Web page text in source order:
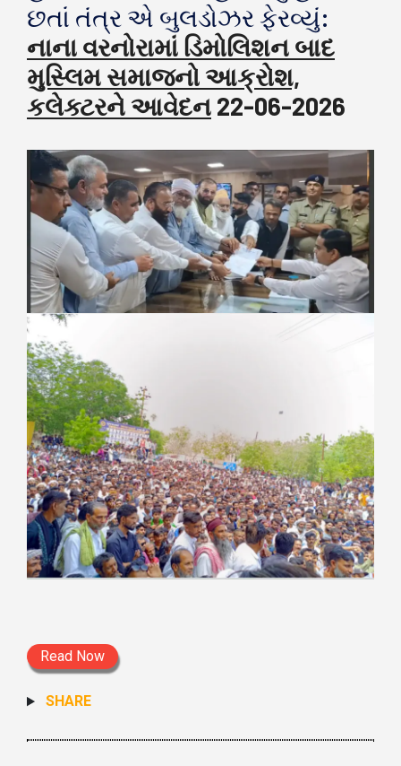
છતાં તંત્ર એ બુલડોઝર ફેરવ્યું:
નાના વરનોરામાં ડિમોલિશન બાદ
મુસ્લિમ સમાજનો આક્રોશ,
કલેક્ટરને આવેદન 22-06-2026
Read Now
SHARE